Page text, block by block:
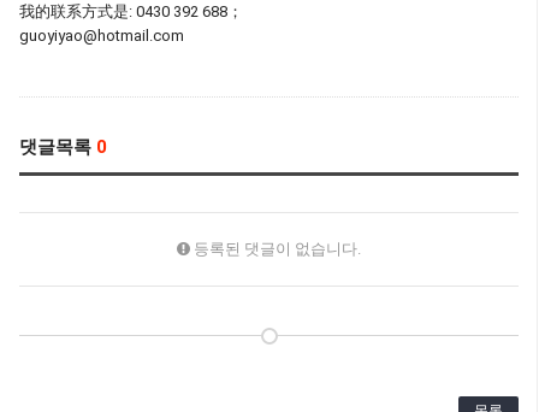
我的联系方式是: 0430 392 688；
guoyiyao@hotmail.com
댓글목록 0
등록된 댓글이 없습니다.